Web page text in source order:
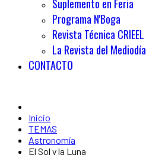
Suplemento en Feria
Programa N'Boga
Revista Técnica CRIEEL
La Revista del Mediodía
CONTACTO
Inicio
TEMAS
Astronomía
El Sol y la Luna